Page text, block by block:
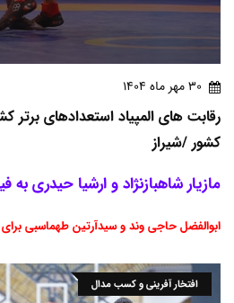
30 مهر ماه 1404
رقابت های المپیاد استعدادهای برتر
کشور /شیراز
مازیار شاهبازنژاد و ارشیا حیدری به
ابوالفضل حاجی وند و سیدآرتین طهماسبی برای
افتخار آفرینی و کسب مدال